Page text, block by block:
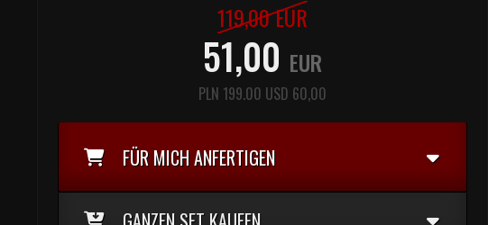
119,00EUR
51,00 EUR
PLN 199.00 USD 60,00
FÜR MICH ANFERTIGEN